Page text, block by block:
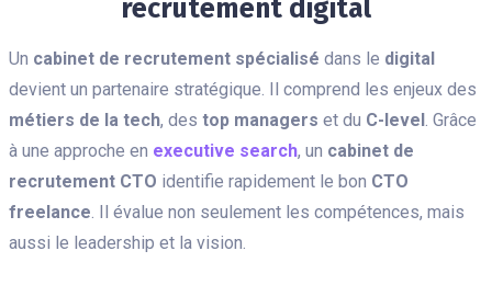
recrutement digital
Un cabinet de recrutement spécialisé dans le digital
devient un partenaire stratégique. Il comprend les enjeux des
métiers de la tech, des top managers et du C-level. Grâce
à une approche en executive search, un cabinet de
recrutement CTO identifie rapidement le bon CTO
freelance. Il évalue non seulement les compétences, mais
aussi le leadership et la vision.